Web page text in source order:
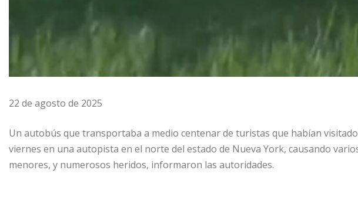
22 de agosto de 2025
Un autobús que transportaba a medio centenar de turistas que habían
viernes en una autopista en el norte del estado de Nueva York, causando
menores, y numerosos heridos, informaron las autoridades.